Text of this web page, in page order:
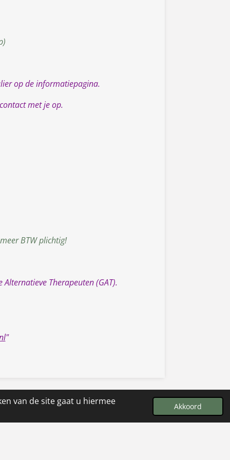
van de site gaat u hiermee Akkoord
op de informatiepagina.
met je op.
BTW plichtig!
Therapeuten (GAT).
"